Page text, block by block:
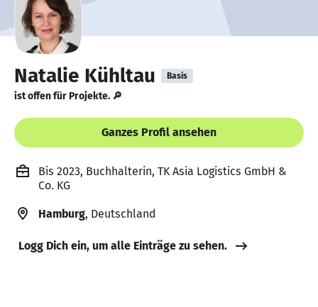
Natalie Kühltau Basis
ist offen für Projekte. 🔎
Ganzes Profil ansehen
Bis 2023, Buchhalterin, TK Asia Logistics GmbH &
Co. KG
Hamburg, Deutschland
Logg Dich ein, um alle Einträge zu sehen.